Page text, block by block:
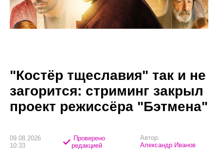
"Костёр тщеславия" так и не
загорится: стриминг закрыл
проект режиссёра "Бэтмена"
09.08.2026
10:33
Проверено
редакцией
Автор:
Александр Иванов